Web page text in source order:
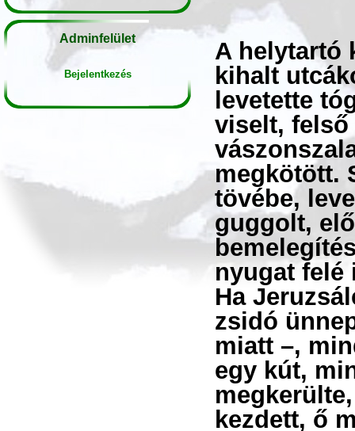
Adminfelület
Bejelentkezés
A helytartó
kihalt
levetette
viselt, felső
megkötött.
tövébe,
guggolt,
nyugat felé
Ha
zsidó
miatt –,
egy kút,
kezdett, ő